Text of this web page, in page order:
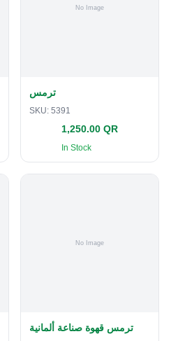
ترمس
SKU: 5391
1,250.00 QR
In Stock
ترمس قهوة صناعة ألمانية